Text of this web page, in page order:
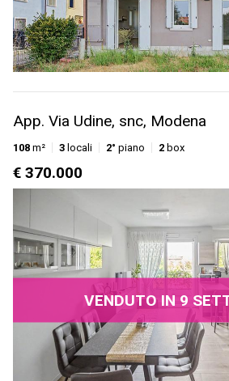
App. Via Udine, snc, Modena
108 m² 3 locali 2° piano 2 box
€ 370.000
VENDUTO IN 9